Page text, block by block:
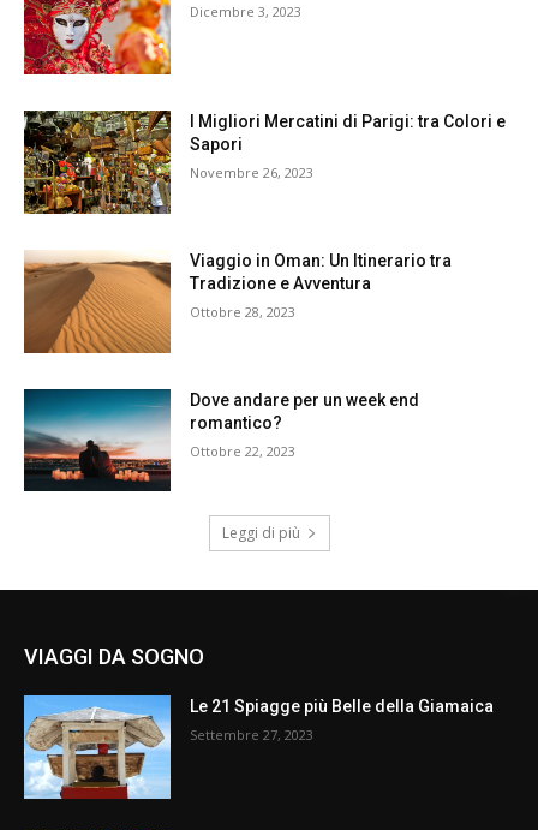
Dicembre 3, 2023
I Migliori Mercatini di Parigi: tra Colori e
Sapori
Novembre 26, 2023
Viaggio in Oman: Un Itinerario tra
Tradizione e Avventura
Ottobre 28, 2023
Dove andare per un week end
romantico?
Ottobre 22, 2023
Leggi di più
VIAGGI DA SOGNO
Le 21 Spiagge più Belle della Giamaica
Settembre 27, 2023